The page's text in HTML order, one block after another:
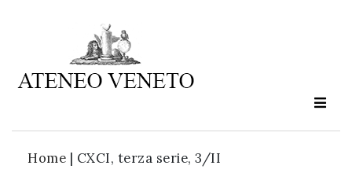
Home | CXCI, terza serie, 3/II
Ateneo
è
cultura